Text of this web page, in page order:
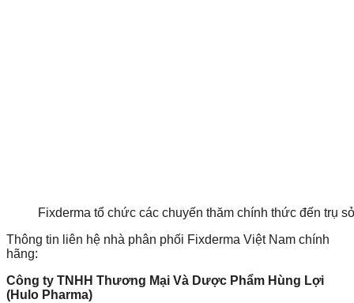
Fixderma tổ chức các chuyến thăm chính thức đến trụ
Thông tin liên hệ nhà phân phối Fixderma Việt Nam chính
hãng:
Công ty TNHH Thương Mại Và Dược Phẩm Hùng Lợi
(Hulo Pharma)